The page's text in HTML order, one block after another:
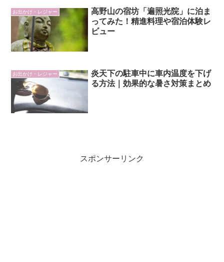
お出かけ・レジャー
高野山の宿坊「遍照光院」に泊ま
ってみた！精進料理や宿泊体験レ
ビュー
お出かけ・レジャー
炎天下の駐車中に車内温度を下げ
る方法｜効果的な暑さ対策まとめ
スポンサーリンク